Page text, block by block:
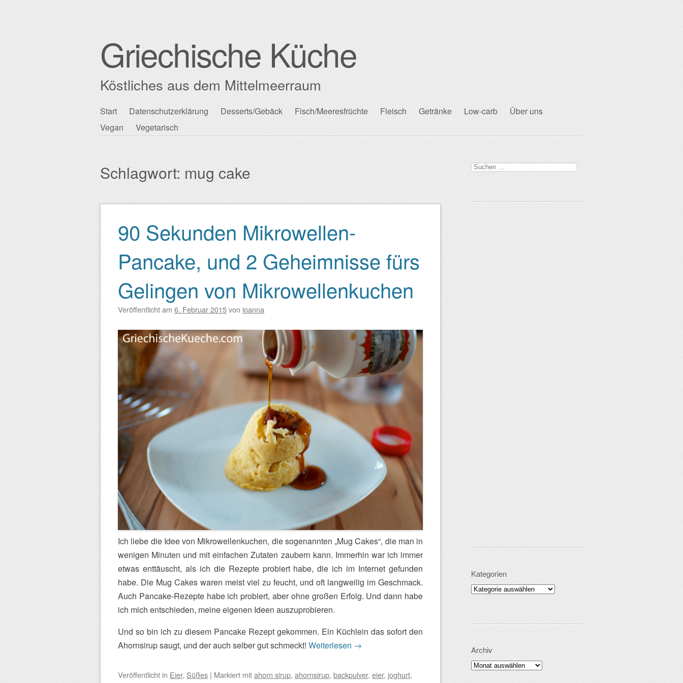
Griechische Küche
Köstliches aus dem Mittelmeerraum
Hauptmenü
Zum
Inhalt
Start Datenschutzerklärung Desserts/Gebäck Fisch/Meeresfrüchte Fleisch Getränke Low-carb
Über uns
Vegan
Vegetarisch
Schlagwort: mug cake
Beitragsnavigation
90 Sekunden Mikrowellen-
Pancake, und 2 Geheimnisse fürs
Gelingen von Mikrowellenkuchen
Veröffentlicht am 6. Februar 2015von ioanna
Ich liebe die Idee von Mikrowellenkuchen, die sogenannten „Mug Cakes“, die man in
wenigen Minuten und mit einfachen Zutaten zaubern kann. Immerhin war ich immer
etwas enttäuscht, als ich die Rezepte probiert habe, die ich im Internet gefunden
habe. Die Mug Cakes waren meist viel zu feucht, und oft langweilig im Geschmack.
Auch Pancake-Rezepte habe ich probiert, aber ohne großen Erfolg. Und dann habe
ich mich entschieden, meine eigenen Ideen auszuprobieren.
Und so bin ich zu diesem Pancake Rezept gekommen. Ein Küchlein das sofort den
Ahornsirup saugt, und der auch selber gut schmeckt! Weiterlesen →
Veröffentlicht in Eier, Süßes | Markiert mitahorn sirup, ahornsirup, backpulver, eier, joghurt,
Suchen
nach:
Kategorien
Kategorien
Archiv
Archiv